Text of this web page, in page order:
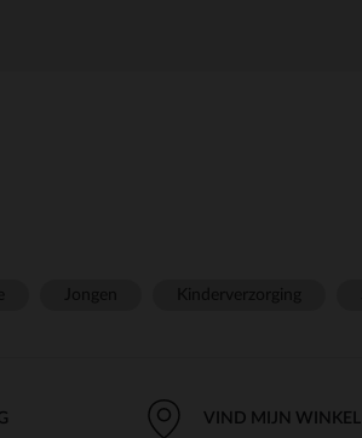
VIND MIJN WINKEL